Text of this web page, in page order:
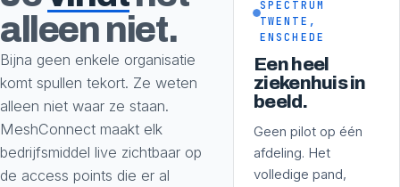
alleen niet.
Bijna geen enkele organisatie
komt spullen tekort. Ze weten
alleen niet waar ze staan.
MeshConnect maakt elk
bedrijfsmiddel live zichtbaar op
de access points die er al
SPECTRUM
TWENTE,
ENSCHEDE
Een heel
ziekenhuis in
beeld.
Geen pilot op één
afdeling. Het
volledige pand,